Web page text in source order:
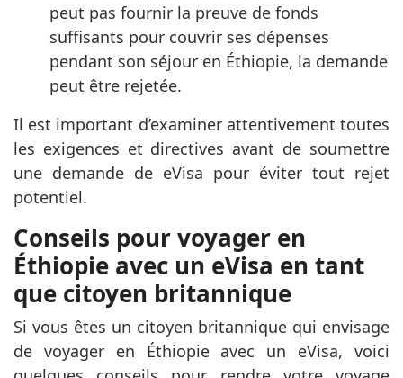
peut pas fournir la preuve de fonds
suffisants pour couvrir ses dépenses
pendant son séjour en Éthiopie, la demande
peut être rejetée.
Il est important d’examiner attentivement toutes
les exigences et directives avant de soumettre
une demande de eVisa pour éviter tout rejet
potentiel.
Conseils pour voyager en
Éthiopie avec un eVisa en tant
que citoyen britannique
Si vous êtes un citoyen britannique qui envisage
de voyager en Éthiopie avec un eVisa, voici